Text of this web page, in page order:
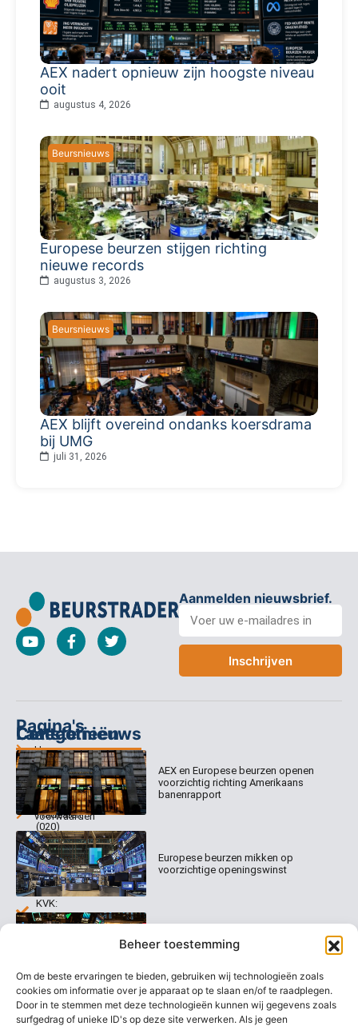
Beheer toestemming
Om de beste ervaringen te bieden, gebruiken wij technologieën zoals
cookies om informatie over je apparaat op te slaan en/of te raadplegen.
Door in te stemmen met deze technologieën kunnen wij gegevens zoals
surfgedrag of unieke ID's op deze site verwerken. Als je geen
AEX nadert opnieuw zijn hoogste niveau
ooit
augustus 4, 2026
Beursnieuws
Europese beurzen stijgen richting
nieuwe records
augustus 3, 2026
Beursnieuws
AEX blijft overeind ondanks koersdrama
bij UMG
juli 31, 2026
Aanmelden nieuwsbrief.
Inschrijven
Pagina's
Home
Abonnementen
Dagcommentaar
Tradealert
Organisatie
Contact
Categorieën
Columns
Dagcommentaar
Algemene
voorwaarden
Disclaimer
Welk
abonnement
kiezen
Contact
Keizersgracht
520
1017 EK
Amsterdam
(020)
231
0020
info@beurstrader.nl
KVK:
99197022
Laatste nieuws
AEX en Europese beurzen openen
voorzichtig richting Amerikaans
banenrapport
Europese beurzen mikken op
voorzichtige openingswinst
Europese beurzen blijven dicht bij
recordstanden
AEX nadert opnieuw zijn hoogste